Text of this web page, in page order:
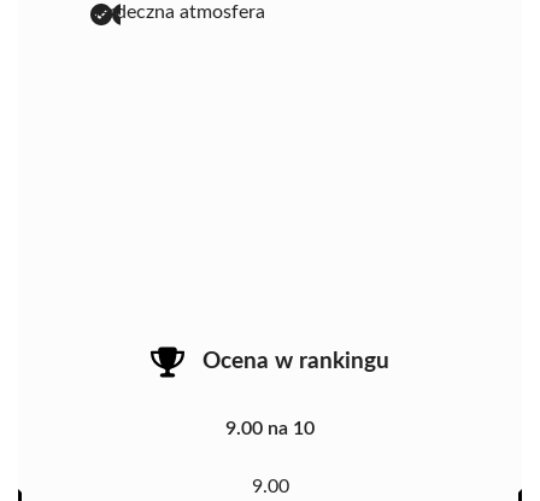
serdeczna atmosfera
Ocena w rankingu
9.00 na 10
9.00